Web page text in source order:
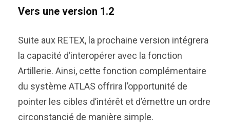
Vers une version 1.2
Suite aux RETEX, la prochaine version intégrera
la capacité d’interopérer avec la fonction
Artillerie. Ainsi, cette fonction complémentaire
du système ATLAS offrira l’opportunité de
pointer les cibles d’intérêt et d’émettre un ordre
circonstancié de manière simple.